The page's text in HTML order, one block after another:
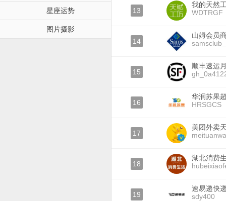
星座运势
图片摄影
13
我的天然
WDTRGF
14
山姆会员
15
顺丰速运
16
华润苏果
HRSGCS
17
美团外卖
18
湖北消费
19
速易递快
sdy400